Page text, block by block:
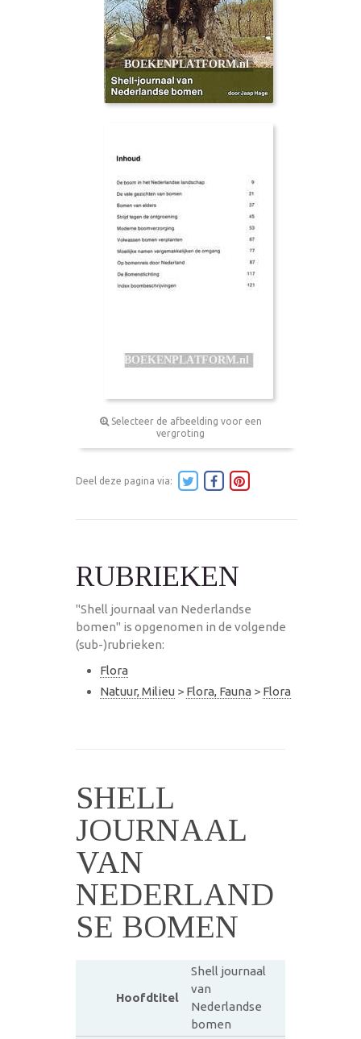
Selecteer de afbeelding voor een
vergroting
Deel deze pagina via:
RUBRIEKEN
"Shell journaal van Nederlandse
bomen" is opgenomen in de volgende
(sub-)rubrieken:
Flora
Natuur, Milieu > Flora, Fauna > Flora
SHELL
JOURNAAL
VAN
NEDERLAND
SE BOMEN
Hoofdtitel
Shell journaal
van
Nederlandse
bomen